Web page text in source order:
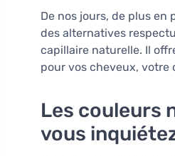
De nos jours, de plus
des alternatives
capillaire naturelle. Il
pour vos cheveux,
Les couleurs
vous